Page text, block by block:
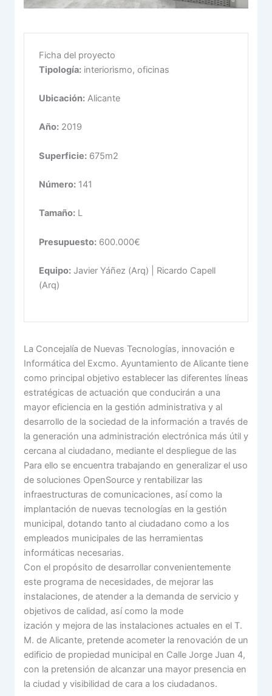
Ficha del proyecto
Tipología:interiorismo, oficinas
Ubicación:Alicante
Año:2019
Superficie:675m2
Número:141
Tamaño:L
Presupuesto:600.000€
Equipo:Javier Yáñez (Arq) | Ricardo Capell
(Arq)
La Concejalía de Nuevas Tecnologías, innovación e
Informática del Excmo. Ayuntamiento de Alicante tiene
como principal objetivo establecer las diferentes líneas
estratégicas de actuación que conducirán a una
mayor eficiencia en la gestión administrativa y al
desarrollo de la sociedad de la información a través de
la generación una administración electrónica más útil y
cercana al ciudadano, mediante el despliegue de las
Para ello se encuentra trabajando en generalizar el uso
de soluciones OpenSource y rentabilizar las
infraestructuras de comunicaciones, así como la
implantación de nuevas tecnologías en la gestión
municipal, dotando tanto al ciudadano como a los
empleados municipales de las herramientas
informáticas necesarias.
Con el propósito de desarrollar convenientemente
este programa de necesidades, de mejorar las
instalaciones, de atender a la demanda de servicio y
objetivos de calidad, así como la mode
ización y mejora de las instalaciones actuales en el T.
M. de Alicante, pretende acometer la renovación de un
edificio de propiedad municipal en Calle Jorge Juan 4,
con la pretensión de alcanzar una mayor presencia en
la ciudad y visibilidad de cara a los ciudadanos.